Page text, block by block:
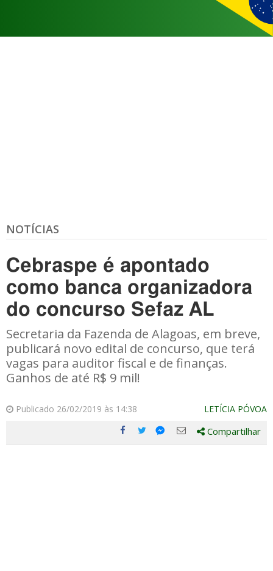
NOTÍCIAS
Cebraspe é apontado
como banca organizadora
do concurso Sefaz AL
Secretaria da Fazenda de Alagoas, em breve,
publicará novo edital de concurso, que terá
vagas para auditor fiscal e de finanças.
Ganhos de até R$ 9 mil!
Publicado 26/02/2019 às 14:38 LETÍCIA PÓVOA
Compartilhe
Compartilhe
Compartilhe
Compartilhe
Compartilhar